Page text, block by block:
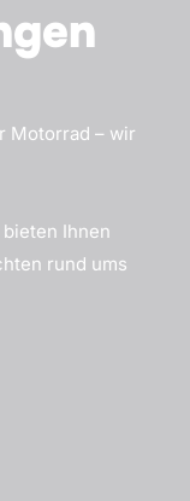
Motorrad – wir
Ihnen
rund ums